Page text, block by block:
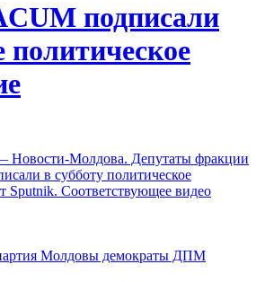
подписали
политическое
Молдова. Депутаты фракции
в субботу политическое
Sputnik. Соответствующее видео